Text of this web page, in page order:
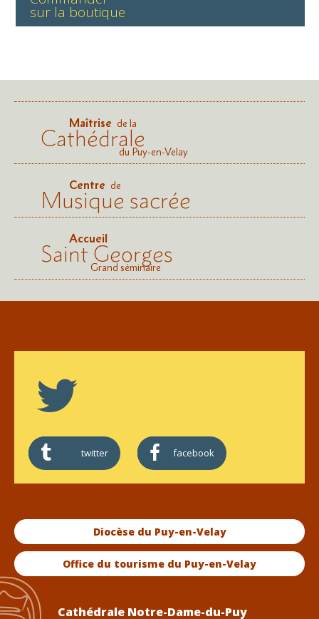
sur la boutique
Maîtrise de la
Cathédraledu Puy-en-Velay
Centre de
Musique sacrée
Accueil
Saint Georges
Grand séminaire
twitter facebook
Diocèse du Puy-en-Velay
Office du tourisme du Puy-en-Velay
Cathédrale Notre-Dame-du-Puy